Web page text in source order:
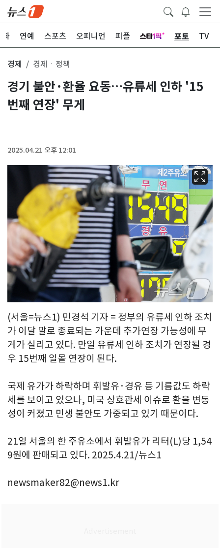
화 연예 스포츠 오피니언 피플 포토 TV
경제 경제ㆍ정책
경기 불안·환율 요동…유류세 인하 '15
번째 연장' 무게
2025.04.21 오후 12:01
(서울=뉴스1) 민경석 기자 = 정부의 유류세 인하 조치
가 이달 말로 종료되는 가운데 추가연장 가능성에 무
게가 실리고 있다. 만일 유류세 인하 조치가 연장될 경
우 15번째 일몰 연장이 된다.
국제 유가가 하락하며 휘발유·경유 등 기름값도 하락
세를 보이고 있으나, 미국 상호관세 이슈로 환율 변동
성이 커졌고 민생 불안도 가중되고 있기 때문이다.
21일 서울의 한 주유소에서 휘발유가 리터(L)당 1,54
9원에 판매되고 있다. 2025.4.21/뉴스1
newsmaker82@news1.kr